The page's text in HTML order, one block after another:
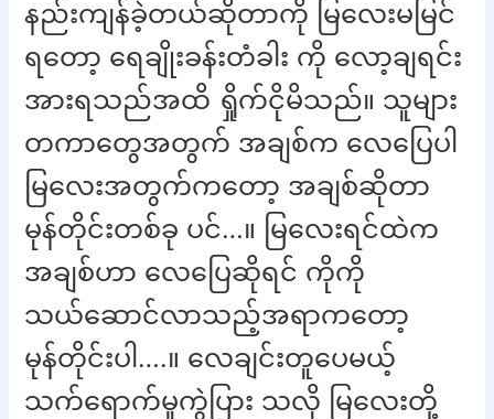
နည်းကျန်ခဲ့တယ်ဆိုတာကို မြလေးမမြင်
ရတော့ ရေချိုးခန်းတံခါး ကို လော့ချရင်း
အားရသည်အထိ ရှိုက်ငိုမိသည်။ သူများ
တကာတွေအတွက် အချစ်က လေပြေပါ
မြလေးအတွက်ကတော့ အချစ်ဆိုတာ
မုန်တိုင်းတစ်ခု ပင်…။ မြလေးရင်ထဲက
အချစ်ဟာ လေပြေဆိုရင် ကိုကို
သယ်ဆောင်လာသည့်အရာကတော့
မုန်တိုင်းပါ….။ လေချင်းတူပေမယ့်
သက်ရောက်မှုကွဲပြား သလို မြလေးတို့